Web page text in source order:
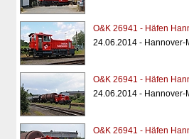
O&K 26941 - Häfen
24.06.2014 - Hannover-
O&K 26941 - Häfen
24.06.2014 - Hannover-
O&K 26941 - Häfen